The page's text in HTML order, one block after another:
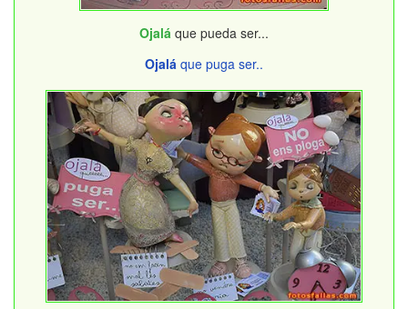
Ojalá que pueda ser...
Ojalá que puga ser..